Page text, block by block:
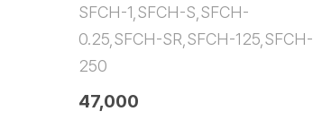
SFCH-1,SFCH-S,SFCH-
0.25,SFCH-SR,SFCH-125,SFCH-
250
47,000